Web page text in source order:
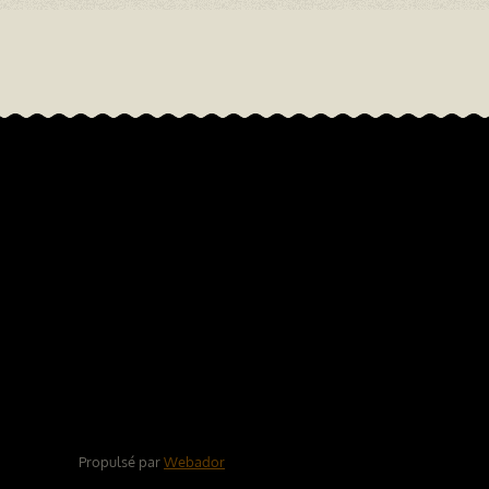
Propulsé parWebador